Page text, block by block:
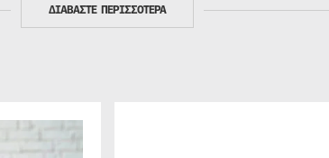
ΔΙΑΒΑΣΤΕ ΠΕΡΙΣΣΟΤΕΡΑ